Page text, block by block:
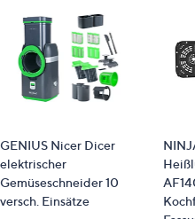
GENIUS Nicer Dicer
elektrischer
Gemüseschneider 10
versch. Einsätze